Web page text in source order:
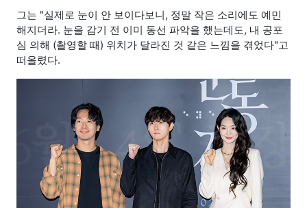
그는 "실제로 눈이 안 보이다보니, 정말 작은 소리에도 예민
해지더라. 눈을 감기 전 이미 동선 파악을 했는데도, 내 공포
심 의해 (촬영할 때) 위치가 달라진 것 같은 느낌을 겪었다"고
떠올렸다.